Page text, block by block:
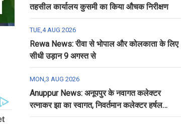
तहसील कार्यालय कुसमी का किया औचक निरीक्षण
TUE,4 AUG 2026
Rewa News: रीवा से भोपाल और कोलकाता के लिए
सीधी उड़ान 9 अगस्त से
MON,3 AUG 2026
Anuppur News: अनूपपुर के नवागत कलेक्टर
रत्नाकर झा का स्वागत, निवर्तमान कलेक्टर हर्षल
पंचोली को दी गई विदाई